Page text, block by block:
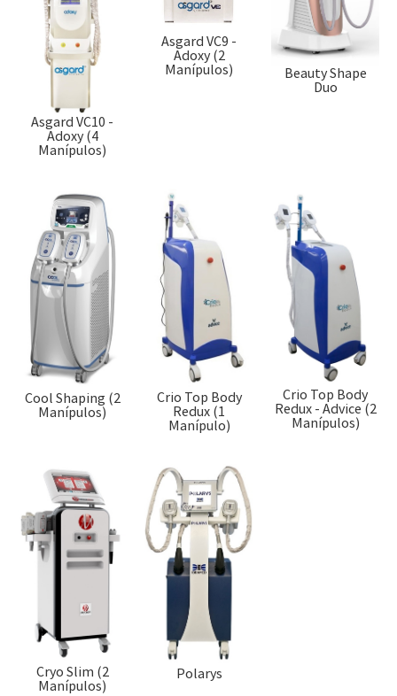
Asgard VC10 -
Adoxy (4
Manípulos)
Asgard VC9 -
Adoxy (2
Manípulos)
Beauty Shape
Duo
Cool Shaping (2
Manípulos)
Crio Top Body
Redux (1
Manípulo)
Crio Top Body
Redux - Advice (2
Manípulos)
Cryo Slim (2
Manípulos)
Polarys